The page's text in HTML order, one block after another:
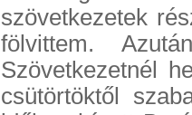
szövetkezetek
fölvittem.
Szövetkezetnél
csütörtöktől